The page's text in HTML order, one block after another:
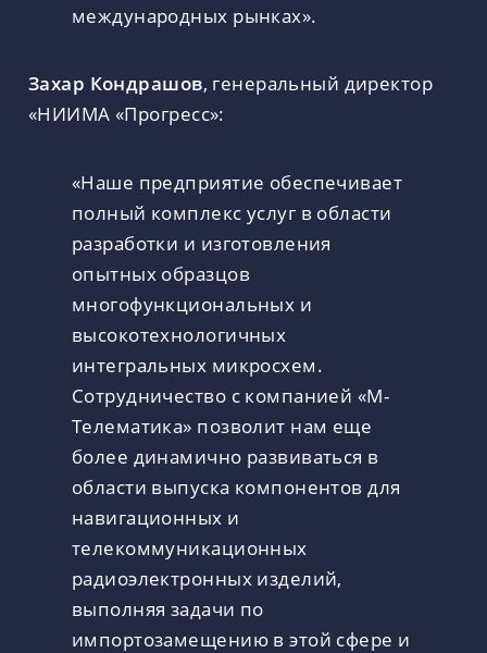
международных рынках».
Захар Кондрашов, генеральный директор
«НИИМА «Прогресс»:
«Наше предприятие обеспечивает
полный комплекс услуг в области
разработки и изготовления
опытных образцов
многофункциональных и
высокотехнологичных
интегральных микросхем.
Сотрудничество с компанией «М-
Телематика» позволит нам еще
более динамично развиваться в
области выпуска компонентов для
навигационных и
телекоммуникационных
радиоэлектронных изделий,
выполняя задачи по
импортозамещению в этой сфере и